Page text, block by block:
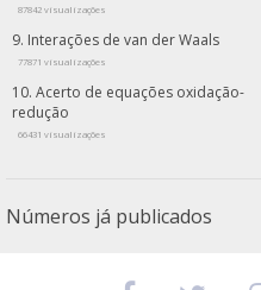
87842 visualizações
Interações de van der Waals
77871 visualizações
Acerto de equações oxidação-
redução
66431 visualizações
Números já publicados